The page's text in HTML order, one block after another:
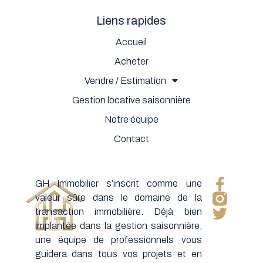
GH Immobilier s’inscrit comme une
valeur sûre dans le domaine de la
transaction immobilière. Déjà bien
implantée dans la gestion saisonnière,
une équipe de professionnels vous
guidera dans tous vos projets et en
Liens rapides
Accueil
Acheter
Vendre / Estimation
Gestion locative saisonnière
Notre équipe
Contact